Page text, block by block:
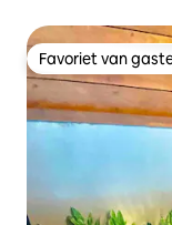
Favoriet van
Favoriet van